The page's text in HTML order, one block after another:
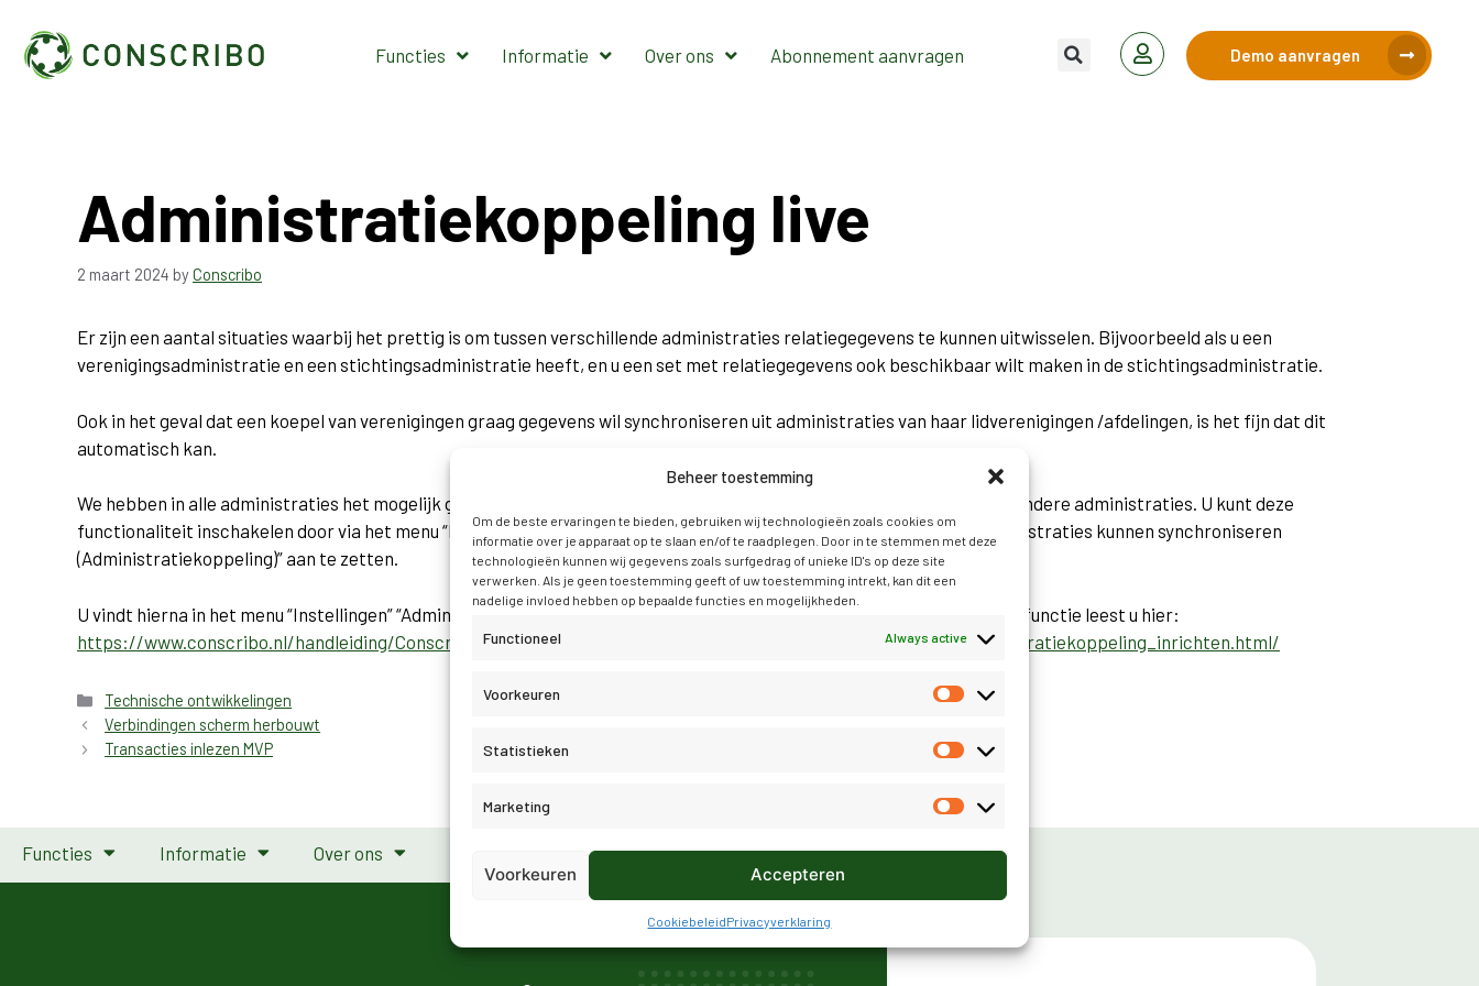
Beheer toestemming
Om de beste ervaringen te bieden, gebruiken wij technologieën zoals cookies om
informatie over je apparaat op te slaan en/of te raadplegen. Door in te stemmen met deze
technologieën kunnen wij gegevens zoals surfgedrag of unieke ID's op deze site
verwerken. Als je geen toestemming geeft of uw toestemming intrekt, kan dit een
nadelige invloed hebben op bepaalde functies en mogelijkheden.
Functioneel Always active
Voorkeuren
Statistieken
Marketing
Accepteren
Voorkeuren
CookiebeleidPrivacyverklaring
Functies Informatie Over ons Abonnement aanvragen Demo aanvragen
Administratiekoppeling live
2 maart 2024 byConscribo
Er zijn een aantal situaties waarbij het prettig is om tussen verschillende administraties relatiegegevens te kunnen uitwisselen. Bijvoorbeeld als u een
verenigingsadministratie en een stichtingsadministratie heeft, en u een set met relatiegegevens ook beschikbaar wilt maken in de stichtingsadministratie.
Ook in het geval dat een koepel van verenigingen graag gegevens wil synchroniseren uit administraties van haar lidverenigingen /afdelingen, is het fijn dat dit
automatisch kan.
We hebben in alle administraties het mogelijk gemaakt om relatiegegevens te kunnen versturen en ontvangen vanuit andere administraties. U kunt deze
functionaliteit inschakelen door via het menu “Instellingen” “Basisinstellingen” en dan het vinkje “Relaties tussen administraties kunnen synchroniseren
(Administratiekoppeling)” aan te zetten.
U vindt hierna in het menu “Instellingen” “Administratiekoppeling” de nieuwe functionaliteit. Meer informatie over deze functie leest u hier:
https://www.conscribo.nl/handleiding/Conscribo_algemeen/Inrichting_en_beheer/Administratiekoppeling/administratiekoppeling_inrichten.html/
Technische ontwikkelingen
Verbindingen scherm herbouwt
Transacties inlezen MVP
Functies Informatie Over ons Abonnement aanvragen